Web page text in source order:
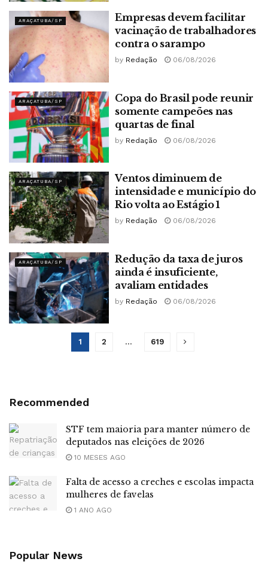
ARAÇATUBA/SP
Empresas devem facilitar
vacinação de trabalhadores
contra o sarampo
by Redação 06/08/2026
ARAÇATUBA/SP
Copa do Brasil pode reunir
somente campeões nas
quartas de final
by Redação 06/08/2026
ARAÇATUBA/SP
Ventos diminuem de
intensidade e município do
Rio volta ao Estágio 1
by Redação 06/08/2026
ARAÇATUBA/SP
Redução da taxa de juros
ainda é insuficiente,
avaliam entidades
by Redação 06/08/2026
1 2 … 619
Recommended
STF tem maioria para manter número de
deputados nas eleições de 2026
10 MESES AGO
Falta de acesso a creches e escolas impacta
mulheres de favelas
1 ANO AGO
Popular News